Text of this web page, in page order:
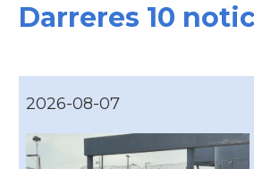
Darreres 10
2026-08-07